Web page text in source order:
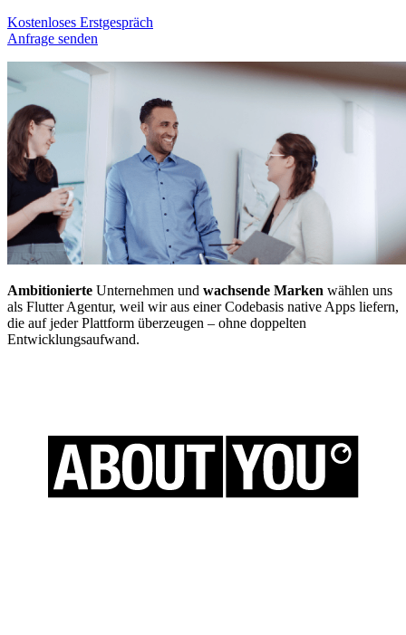
Kostenloses Erstgespräch
Anfrage senden
Ambitionierte Unternehmen und wachsende Marken wählen uns
als Flutter Agentur, weil wir aus einer Codebasis native Apps liefern,
die auf jeder Plattform überzeugen – ohne doppelten
Entwicklungsaufwand.